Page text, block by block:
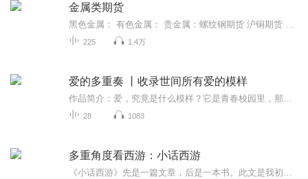
金属类期货
225 1.4万
爱的多重奏 丨收录世间所有爱的模样
28 1083
多重角度看西游：小话西游